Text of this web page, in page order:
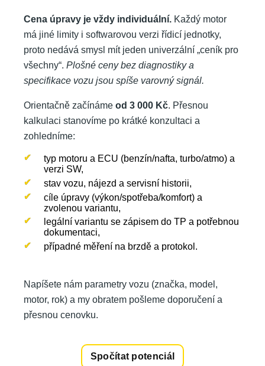
Cena úpravy je vždy individuální. Každý motor
má jiné limity i softwarovou verzi řídicí jednotky,
proto nedává smysl mít jeden univerzální „ceník pro
všechny“. Plošné ceny bez diagnostiky a
specifikace vozu jsou spíše varovný signál.
Orientačně začínáme od 3 000 Kč. Přesnou
kalkulaci stanovíme po krátké konzultaci a
zohledníme:
typ motoru a ECU (benzín/nafta, turbo/atmo) a
verzi SW,
stav vozu, nájezd a servisní historii,
cíle úpravy (výkon/spotřeba/komfort) a
zvolenou variantu,
legální variantu se zápisem do TP a potřebnou
dokumentaci,
případné měření na brzdě a protokol.
Napíšete nám parametry vozu (značka, model,
motor, rok) a my obratem pošleme doporučení a
přesnou cenovku.
Spočítat potenciál